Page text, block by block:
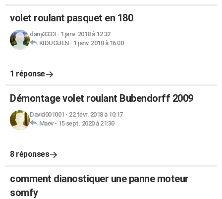
volet roulant pasquet en 180
dany3333- 1 janv. 2018 à 12:32
KIDUGUEN- 1 janv. 2018 à 16:00
1 réponse
Démontage volet roulant Bubendorff 2009
David001001 - 22 févr. 2018 à 10:17
Maev- 15 sept. 2020 à 21:30
8 réponses
comment dianostiquer une panne moteur
somfy